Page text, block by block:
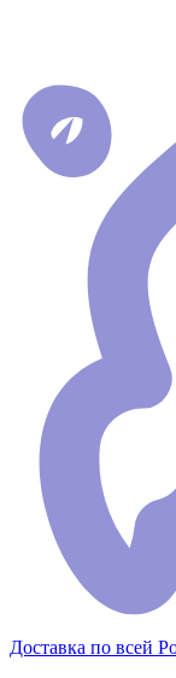
Доставка по всей